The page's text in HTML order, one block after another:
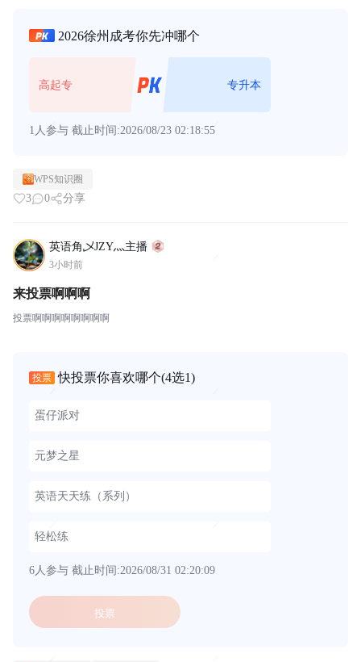
2026徐州成考你先冲哪个
高起专 专升本
1人参与 截止时间:2026/08/23 02:18:55
WPS知识圈
3 0 分享
英语角乄JZY灬主播
3小时前
来投票啊啊啊
投票啊啊啊啊啊啊啊啊
投票 快投票你喜欢哪个(4选1)
蛋仔派对
元梦之星
英语天天练（系列）
轻松练
6人参与 截止时间:2026/08/31 02:20:09
投票